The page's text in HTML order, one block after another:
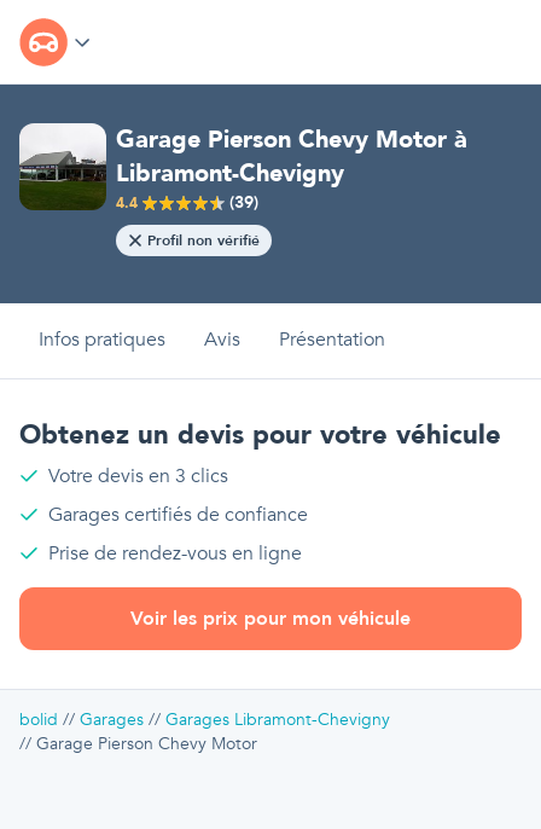
Garage Pierson Chevy Motor à
Libramont-Chevigny
4.4 (39)
Profil non vérifié
Infos pratiques Avis Présentation
Obtenez un devis pour votre véhicule
Votre devis en 3 clics
Garages certifiés de confiance
Prise de rendez-vous en ligne
Voir les prix pour mon véhicule
bolid Garages
Garages Libramont-Chevigny
Garage Pierson Chevy Motor